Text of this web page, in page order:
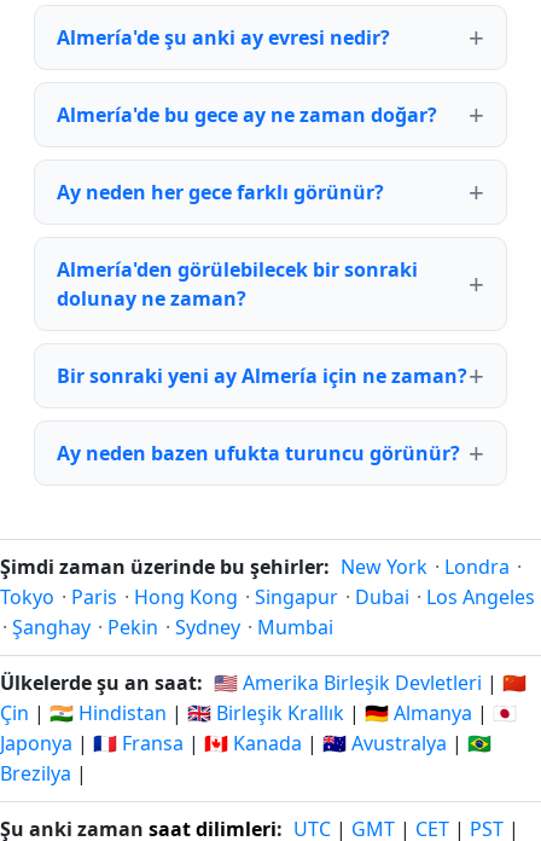
Almería'de şu anki ay evresi nedir?
Almería'de bu gece ay ne zaman doğar?
Ay neden her gece farklı görünür?
Almería'den görülebilecek bir sonraki
dolunay ne zaman?
Bir sonraki yeni ay Almería için ne zaman?
Ay neden bazen ufukta turuncu görünür?
Şimdi zaman üzerinde bu şehirler: New York · Londra ·
Tokyo · Paris · Hong Kong · Singapur · Dubai · Los Angeles
· Şanghay · Pekin · Sydney · Mumbai
Ülkelerde şu an saat: 🇺🇸 Amerika Birleşik Devletleri | 🇨🇳
Çin | 🇮🇳 Hindistan | 🇬🇧 Birleşik Krallık | 🇩🇪 Almanya | 🇯🇵
Japonya | 🇫🇷 Fransa | 🇨🇦 Kanada | 🇦🇺 Avustralya | 🇧🇷
Brezilya |
Şu anki zaman saat dilimleri: UTC | GMT | CET | PST |